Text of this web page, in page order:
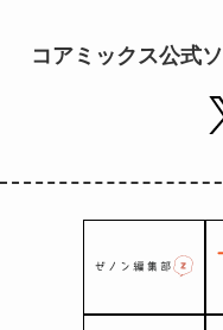
コアミックス公式